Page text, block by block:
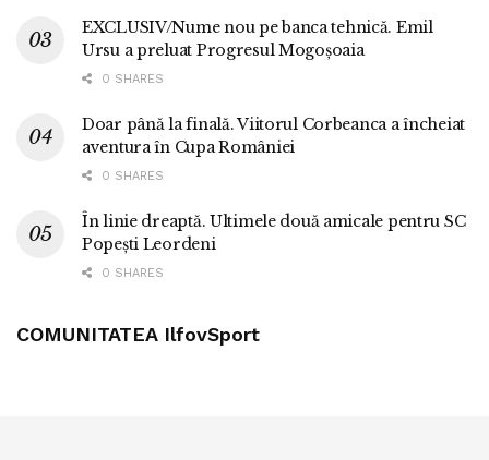
EXCLUSIV/Nume nou pe banca tehnică. Emil
Ursu a preluat Progresul Mogoșoaia
0 SHARES
Doar până la finală. Viitorul Corbeanca a încheiat
aventura în Cupa României
0 SHARES
În linie dreaptă. Ultimele două amicale pentru SC
Popești Leordeni
0 SHARES
COMUNITATEA IlfovSport